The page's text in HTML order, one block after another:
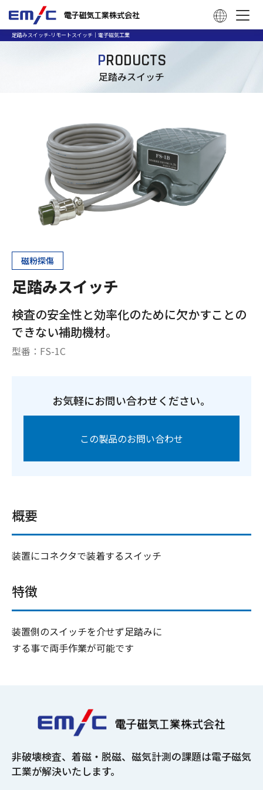
足踏みスイッチ-リモートスイッチ｜電子磁気工業
PRODUCTS
足踏みスイッチ
磁粉探傷
足踏みスイッチ
検査の安全性と効率化のために欠かすことの
できない補助機材。
型番： FS-1C
お気軽にお問い合わせください。
この製品のお問い合わせ
概要
装置にコネクタで装着するスイッチ
特徴
装置側のスイッチを介せず足踏みに
する事で両手作業が可能です
非破壊検査、着磁・脱磁、磁気計測の課題は電子磁気
工業が解決いたします。